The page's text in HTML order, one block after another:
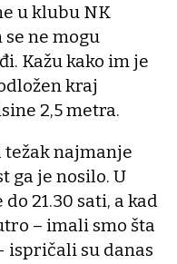
u klubu NK
ne mogu
Kažu kako im je
kraj
2,5 metra.
težak najmanje
ga je nosilo. U
21.30 sati, a kad
– imali smo šta
ispričali su danas